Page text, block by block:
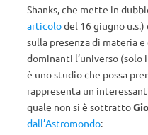
Shanks, che mette in
articolodel 16 giugno
sulla presenza di materia
dominanti l’universo (solo
è uno studio che possa
rappresenta un
quale non si è sottratto
dall’Astromondo: